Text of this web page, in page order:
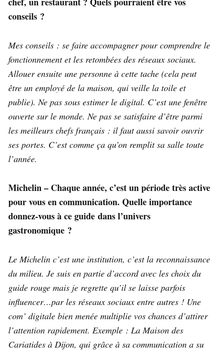
conseils ?
Mes conseils : se faire accompagner pour comprendre le
fonctionnement et les retombées des réseaux sociaux.
Allouer ensuite une personne à cette tache (cela peut
être un employé de la maison, qui veille la toile et
publie). Ne pas sous estimer le digital. C’est une fenêtre
ouverte sur le monde. Ne pas se satisfaire d’être parmi
les meilleurs chefs français : il faut aussi savoir ouvrir
ses portes. C’est comme ça qu’on remplit sa salle toute
l’année.
Michelin – Chaque année, c’est un période très active
pour vous en communication. Quelle importance
donnez-vous à ce guide dans l’univers
gastronomique ?
Le Michelin c’est une institution, c’est la reconnaissance
du milieu. Je suis en partie d’accord avec les choix du
guide rouge mais je regrette qu’il se laisse parfois
influencer…par les réseaux sociaux entre autres ! Une
com’ digitale bien menée multiplie vos chances d’attirer
l’attention rapidement. Exemple : La Maison des
Cariatides à Dijon, qui grâce à sa communication a su